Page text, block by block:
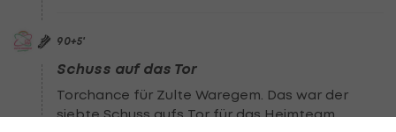
90+5'
Schuss auf das Tor
Torchance für Zulte Waregem. Das war der
siebte Schuss aufs Tor für das Heimteam.